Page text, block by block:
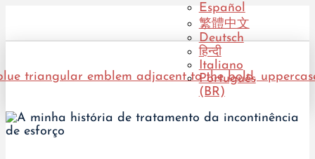
Español
繁體中文
Deutsch
हिन्दी
Italiano
Português
(BR)